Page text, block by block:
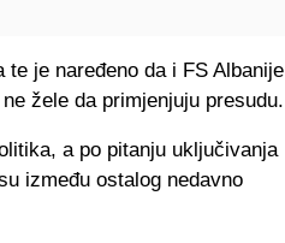
je naređeno da i FS Albanije
žele da primjenjuju presudu.
a po pitanju uključivanja
između ostalog nedavno